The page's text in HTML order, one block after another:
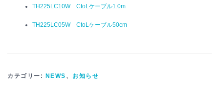
TH225LC10W CtoLケーブル1.0m
TH225LC05W CtoLケーブル50cm
カテゴリー: NEWS 、 お知らせ